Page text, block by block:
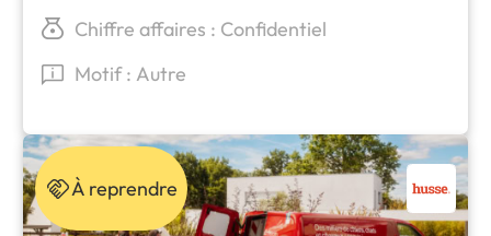
Chiffre affaires : Confidentiel
Motif : Autre
À reprendre